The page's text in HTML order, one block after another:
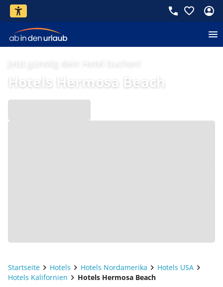
Jetzt günstig dein Hotel buchen!
Hotels Hermosa Beach
Startseite Hotels Hotels Nordamerika
Hotels USA
Hotels Kalifornien
Hotels Hermosa Beach